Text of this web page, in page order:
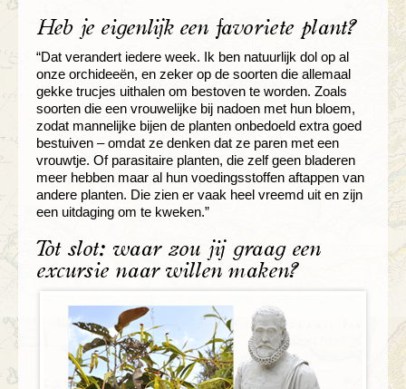
Heb je eigenlijk een favoriete plant?
“Dat verandert iedere week. Ik ben natuurlijk dol op al
onze orchideeën, en zeker op de soorten die allemaal
gekke trucjes uithalen om bestoven te worden. Zoals
soorten die een vrouwelijke bij nadoen met hun bloem,
zodat mannelijke bijen de planten onbedoeld extra goed
bestuiven – omdat ze denken dat ze paren met een
vrouwtje. Of parasitaire planten, die zelf geen bladeren
meer hebben maar al hun voedingsstoffen aftappen van
andere planten. Die zien er vaak heel vreemd uit en zijn
een uitdaging om te kweken.”
Tot slot: waar zou jij graag een
excursie naar willen maken?